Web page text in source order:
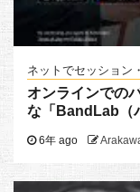
ネットでセッション
オンラインでの
な「BandLab（
6年 ago